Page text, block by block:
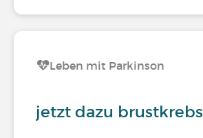
Leben mit Parkinson
jetzt dazu brustkrebs